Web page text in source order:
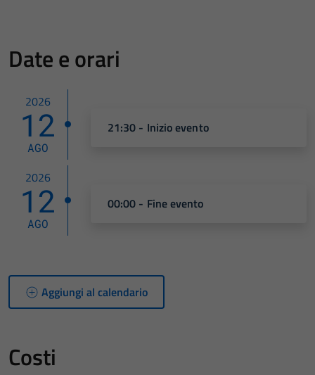
Date e orari
2026
12
AGO
21:30 - Inizio evento
2026
12
AGO
00:00 - Fine evento
Aggiungi al calendario
Costi